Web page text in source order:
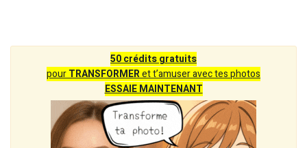
50 crédits gratuits
pourTRANSFORMERet t’amuser avec tes photos
ESSAIE MAINTENANT